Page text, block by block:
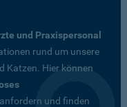
und Praxispersonal
rund um unsere
Katzen. Hier können
und finden